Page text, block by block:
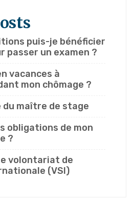
puis-je bénéficier
passer un examen ?
vacances à
mon chômage ?
du maître de stage
obligations de mon
?
volontariat de
(VSI)